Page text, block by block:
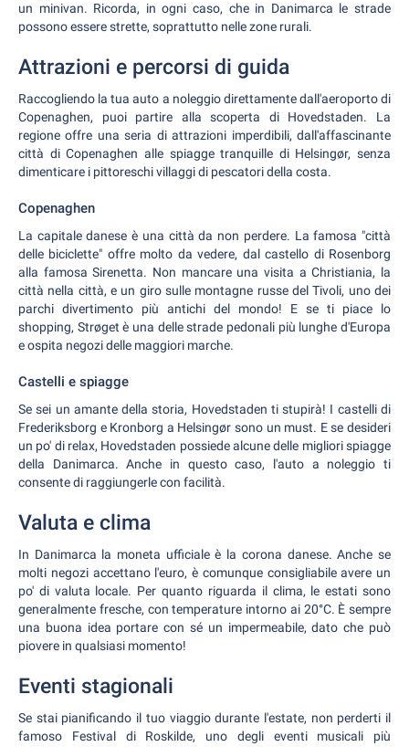
un minivan. Ricorda, in ogni caso, che in Danimarca le strade
possono essere strette, soprattutto nelle zone rurali.
Attrazioni e percorsi di guida
Raccogliendo la tua auto a noleggio direttamente dall'aeroporto di
Copenaghen, puoi partire alla scoperta di Hovedstaden. La
regione offre una seria di attrazioni imperdibili, dall'affascinante
città di Copenaghen alle spiagge tranquille di Helsingør, senza
dimenticare i pittoreschi villaggi di pescatori della costa.
Copenaghen
La capitale danese è una città da non perdere. La famosa "città
delle biciclette" offre molto da vedere, dal castello di Rosenborg
alla famosa Sirenetta. Non mancare una visita a Christiania, la
città nella città, e un giro sulle montagne russe del Tivoli, uno dei
parchi divertimento più antichi del mondo! E se ti piace lo
shopping, Strøget è una delle strade pedonali più lunghe d'Europa
e ospita negozi delle maggiori marche.
Castelli e spiagge
Se sei un amante della storia, Hovedstaden ti stupirà! I castelli di
Frederiksborg e Kronborg a Helsingør sono un must. E se desideri
un po' di relax, Hovedstaden possiede alcune delle migliori spiagge
della Danimarca. Anche in questo caso, l'auto a noleggio ti
consente di raggiungerle con facilità.
Valuta e clima
In Danimarca la moneta ufficiale è la corona danese. Anche se
molti negozi accettano l'euro, è comunque consigliabile avere un
po' di valuta locale. Per quanto riguarda il clima, le estati sono
generalmente fresche, con temperature intorno ai 20°C. È sempre
una buona idea portare con sé un impermeabile, dato che può
piovere in qualsiasi momento!
Eventi stagionali
Se stai pianificando il tuo viaggio durante l'estate, non perderti il
famoso Festival di Roskilde, uno degli eventi musicali più